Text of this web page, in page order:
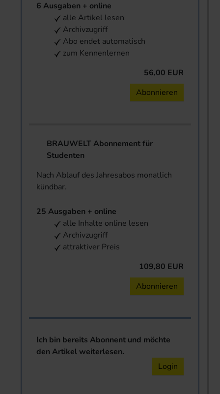
6 Ausgaben + online
alle Artikel lesen
Archivzugriff
Abo endet automatisch
zum Kennenlernen
56,00 EUR
Abonnieren
BRAUWELT Abonnement für
Studenten
Nach Ablauf des Jahresabos monatlich
kündbar.
25 Ausgaben + online
alle Inhalte online lesen
Archivzugriff
attraktiver Preis
109,80 EUR
Abonnieren
Ich bin bereits Abonnent und möchte
den Artikel weiterlesen.
Login